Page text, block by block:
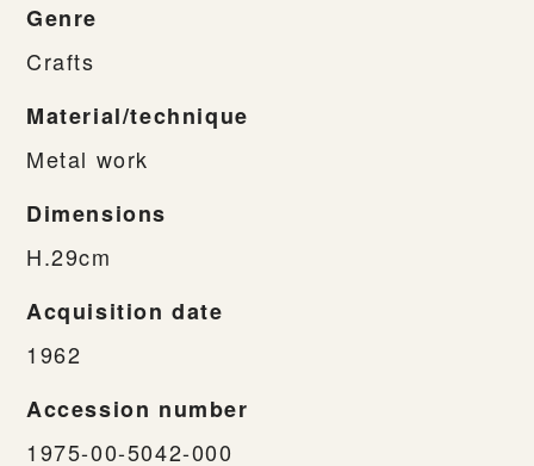
Genre
Crafts
Material/technique
Metal work
Dimensions
H.29cm
Acquisition date
1962
Accession number
1975-00-5042-000